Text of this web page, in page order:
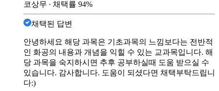
코상무 ∙ 채택률 94%
채택된 답변
안녕하세요 해당 과목은 기초과목의 느낌보다는 전반적
인 화공의 내용과 개념을 익힐 수 있는 교과목입니다. 해
당 과목을 숙지하시면 추후 공부하실때 도움 받으실 수
있습니다. 감사합니다. 도움이 되셨다면 채택부탁드립니
다:)